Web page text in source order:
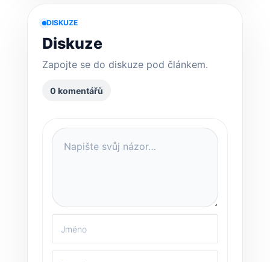
DISKUZE
Diskuze
Zapojte se do diskuze pod článkem.
0 komentářů